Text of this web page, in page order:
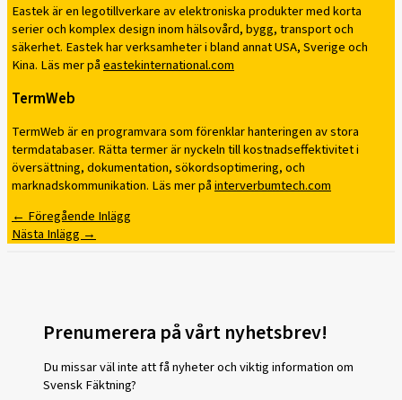
Eastek är en legotillverkare av elektroniska produkter med korta
serier och komplex design inom hälsovård, bygg, transport och
säkerhet. Eastek har verksamheter i bland annat USA, Sverige och
Kina. Läs mer påeastekinternational.com
TermWeb
TermWeb är en programvara som förenklar hanteringen av stora
termdatabaser. Rätta termer är nyckeln till kostnadseffektivitet i
översättning, dokumentation, sökordsoptimering, och
marknadskommunikation. Läs mer påinterverbumtech.com
←Föregående Inlägg
Nästa Inlägg→
Prenumerera på vårt nyhetsbrev!
Du missar väl inte att få nyheter och viktig information om
Svensk Fäktning?